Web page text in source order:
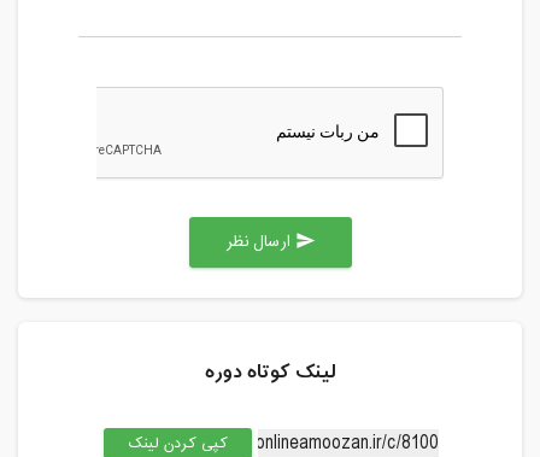
send
لینک کوتاه دوره
کپی کردن لینک